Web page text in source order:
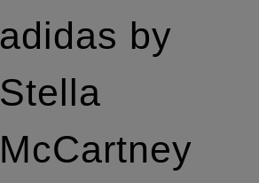
adidas by
Stella
McCartney